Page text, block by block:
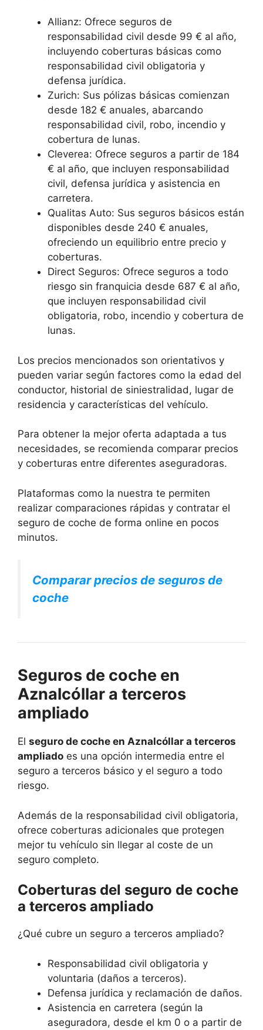
Allianz: Ofrece seguros de
responsabilidad civil desde 99 € al año,
incluyendo coberturas básicas como
responsabilidad civil obligatoria y
defensa jurídica.
Zurich: Sus pólizas básicas comienzan
desde 182 € anuales, abarcando
responsabilidad civil, robo, incendio y
cobertura de lunas.
Cleverea: Ofrece seguros a partir de 184
€ al año, que incluyen responsabilidad
civil, defensa jurídica y asistencia en
carretera.
Qualitas Auto: Sus seguros básicos están
disponibles desde 240 € anuales,
ofreciendo un equilibrio entre precio y
coberturas.
Direct Seguros: Ofrece seguros a todo
riesgo sin franquicia desde 687 € al año,
que incluyen responsabilidad civil
obligatoria, robo, incendio y cobertura de
lunas.
Los precios mencionados son orientativos y
pueden variar según factores como la edad del
conductor, historial de siniestralidad, lugar de
residencia y características del vehículo.
Para obtener la mejor oferta adaptada a tus
necesidades, se recomienda comparar precios
y coberturas entre diferentes aseguradoras.
Plataformas como la nuestra te permiten
realizar comparaciones rápidas y contratar el
seguro de coche de forma online en pocos
minutos.
Comparar precios de seguros de
coche
Seguros de coche en
Aznalcóllar a terceros
ampliado
El seguro de coche en Aznalcóllar a terceros
ampliado es una opción intermedia entre el
seguro a terceros básico y el seguro a todo
riesgo.
Además de la responsabilidad civil obligatoria,
ofrece coberturas adicionales que protegen
mejor tu vehículo sin llegar al coste de un
seguro completo.
Coberturas del seguro de coche
a terceros ampliado
¿Qué cubre un seguro a terceros ampliado?
Responsabilidad civil obligatoria y
voluntaria (daños a terceros).
Defensa jurídica y reclamación de daños.
Asistencia en carretera (según la
aseguradora, desde el km 0 o a partir de